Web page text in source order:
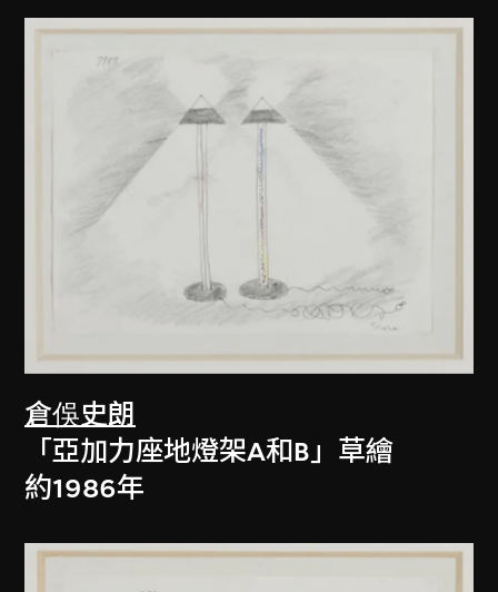
倉俁史朗
「亞加力座地燈架A和B」草繪
約1986年